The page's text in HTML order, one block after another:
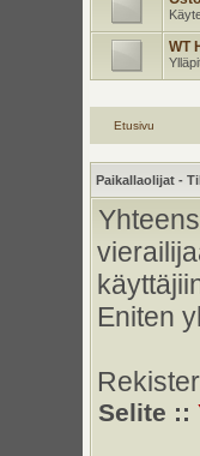
WT
Etusivu
Paikallaolijat -
Eniten
Selite ::